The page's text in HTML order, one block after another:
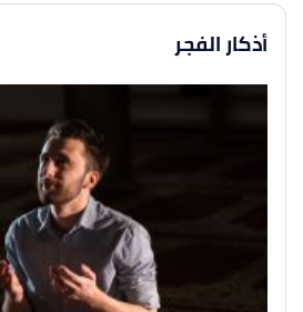
أذكار الفجر